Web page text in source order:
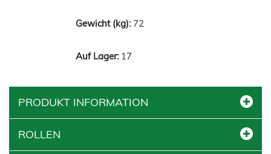
72
17
PRODUKT INFORMATION
ROLLEN